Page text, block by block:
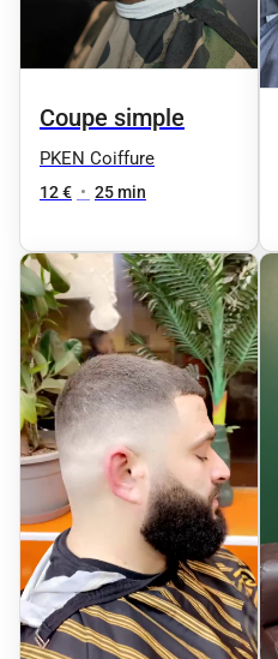
Coupe simple
PKEN Coiffure
12 € • 25 min